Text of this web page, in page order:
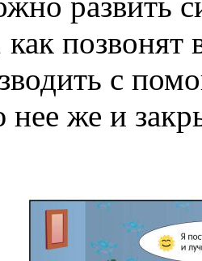
позвонят
с
же и